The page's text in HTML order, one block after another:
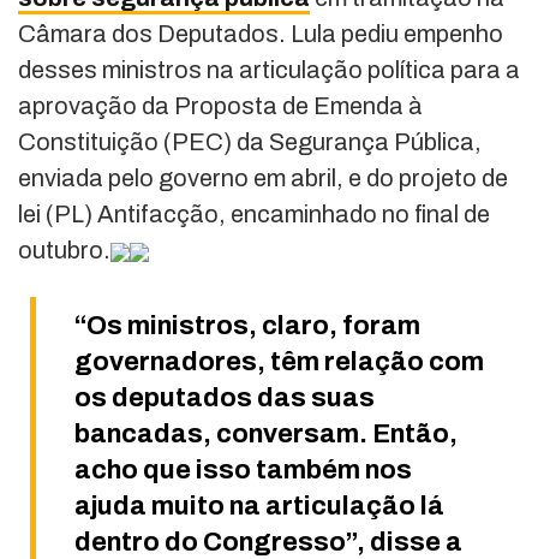
Câmara dos Deputados. Lula pediu empenho
desses ministros na articulação política para a
aprovação da Proposta de Emenda à
Constituição (PEC) da Segurança Pública,
enviada pelo governo em abril, e do projeto de
lei (PL) Antifacção, encaminhado no final de
outubro.
“Os ministros, claro, foram
governadores, têm relação com
os deputados das suas
bancadas, conversam. Então,
acho que isso também nos
ajuda muito na articulação lá
dentro do Congresso”, disse a